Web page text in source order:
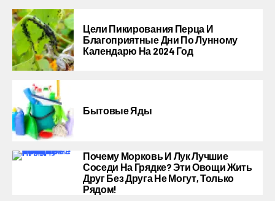
Цели Пикирования Перца И
Благоприятные Дни По Лунному
Календарю На 2024 Год
Бытовые Яды
Почему Морковь И Лук Лучшие
Соседи На Грядке? Эти Овощи Жить
Друг Без Друга Не Могут, Только
Рядом!